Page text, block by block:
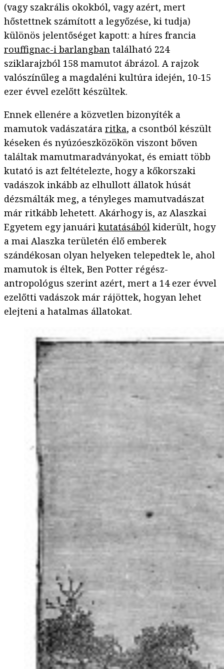
(vagy szakrális okokból, vagy azért, mert
hőstettnek számított a legyőzése, ki tudja)
különös jelentőséget kapott: a híres francia
rouffignac-i barlangban található 224
sziklarajzból 158 mamutot ábrázol. A rajzok
valószínűleg a magdaléni kultúra idején, 10-15
ezer évvel ezelőtt készültek.
Ennek ellenére a közvetlen bizonyíték a
mamutok vadászatára ritka, a csontból készült
késeken és nyúzóeszközökön viszont bőven
találtak mamutmaradványokat, és emiatt több
kutató is azt feltételezte, hogy a kőkorszaki
vadászok inkább az elhullott állatok húsát
dézsmálták meg, a tényleges mamutvadászat
már ritkább lehetett. Akárhogy is, az Alaszkai
Egyetem egy januári kutatásából kiderült, hogy
a mai Alaszka területén élő emberek
szándékosan olyan helyeken telepedtek le, ahol
mamutok is éltek, Ben Potter régész-
antropológus szerint azért, mert a 14 ezer évvel
ezelőtti vadászok már rájöttek, hogyan lehet
elejteni a hatalmas állatokat.